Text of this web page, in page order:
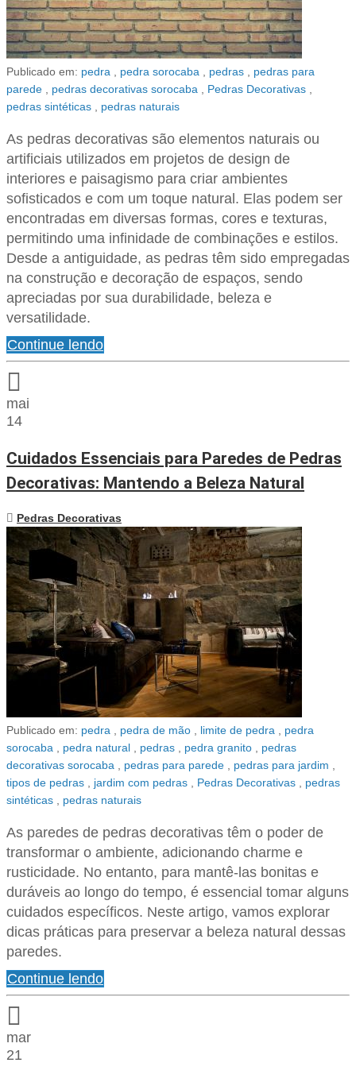
Publicado em: pedra pedra sorocaba pedras
pedras para
parede
pedras decorativas sorocaba Pedras Decorativas
pedras sintéticas
pedras naturais
As pedras decorativas são elementos naturais ou
artificiais utilizados em projetos de design de
interiores e paisagismo para criar ambientes
sofisticados e com um toque natural. Elas podem ser
encontradas em diversas formas, cores e texturas,
permitindo uma infinidade de combinações e estilos.
Desde a antiguidade, as pedras têm sido empregadas
na construção e decoração de espaços, sendo
apreciadas por sua durabilidade, beleza e
versatilidade.
Continue lendo
mai
14
Cuidados Essenciais para Paredes de Pedras
Decorativas: Mantendo a Beleza Natural
Pedras Decorativas
Publicado em: pedra pedra de mão limite de pedra
pedra
sorocaba
pedra natural pedras pedra granito
pedras
decorativas sorocaba
pedras para parede pedras para jardim
tipos de pedras
jardim com pedras Pedras Decorativas
pedras
sintéticas
pedras naturais
As paredes de pedras decorativas têm o poder de
transformar o ambiente, adicionando charme e
rusticidade. No entanto, para mantê-las bonitas e
duráveis ao longo do tempo, é essencial tomar alguns
cuidados específicos. Neste artigo, vamos explorar
dicas práticas para preservar a beleza natural dessas
paredes.
Continue lendo
mar
21